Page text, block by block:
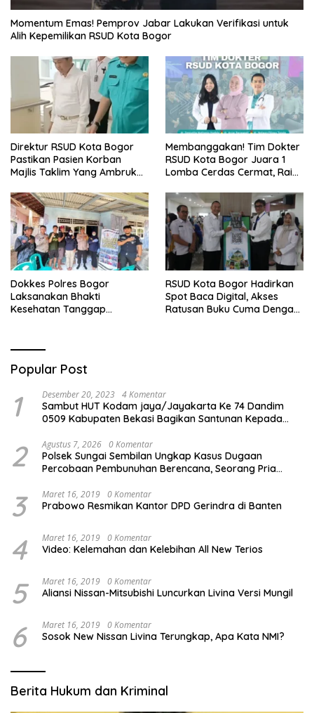
Momentum Emas! Pemprov Jabar Lakukan Verifikasi untuk
Alih Kepemilikan RSUD Kota Bogor
Direktur RSUD Kota Bogor
Pastikan Pasien Korban
Majlis Taklim Yang Ambruk
Perawatan Maksimal
Membanggakan! Tim Dokter
RSUD Kota Bogor Juara 1
Lomba Cerdas Cermat, Raih
Se-Bogor
Dokkes Polres Bogor
Laksanakan Bhakti
Kesehatan Tanggap
RSUD Kota Bogor Hadirkan
Spot Baca Digital, Akses
Ratusan Buku Cuma Dengan
Popular Post
1 Desember 20, 2023 4 Komentar
Sambut HUT Kodam jaya/Jayakarta Ke 74 Dandim
0509 Kabupaten Bekasi Bagikan Santunan Kepada
2 Agustus 7, 2026 0 Komentar
Polsek Sungai Sembilan Ungkap Kasus Dugaan
Percobaan Pembunuhan Berencana, Seorang Pria
3 Maret 16, 2019 0 Komentar
Prabowo Resmikan Kantor DPD Gerindra di Banten
4 Maret 16, 2019 0 Komentar
Video: Kelemahan dan Kelebihan All New Terios
5 Maret 16, 2019 0 Komentar
Aliansi Nissan-Mitsubishi Luncurkan Livina Versi Mungil
6 Maret 16, 2019 0 Komentar
Sosok New Nissan Livina Terungkap, Apa Kata NMI?
Berita Hukum dan Kriminal